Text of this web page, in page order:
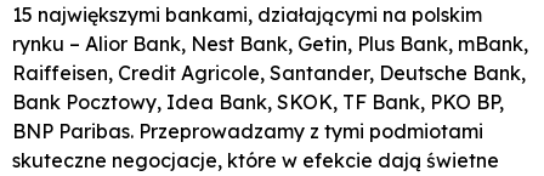
15 największymi bankami, działającymi na polskim
rynku – Alior Bank, Nest Bank, Getin, Plus Bank, mBank,
Raiffeisen, Credit Agricole, Santander, Deutsche Bank,
Bank Pocztowy, Idea Bank, SKOK, TF Bank, PKO BP,
BNP Paribas. Przeprowadzamy z tymi podmiotami
skuteczne negocjacje, które w efekcie dają świetne